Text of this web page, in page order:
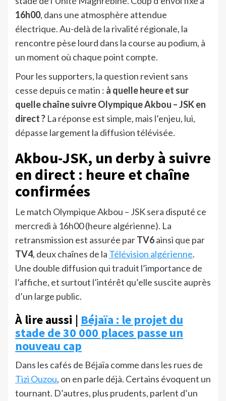
16h00, dans une atmosphère attendue
électrique. Au-delà de la rivalité régionale, la
rencontre pèse lourd dans la course au podium, à
un moment où chaque point compte.
Pour les supporters, la question revient sans
cesse depuis ce matin : à quelle heure et sur
quelle chaîne suivre Olympique Akbou – JSK en
direct ? La réponse est simple, mais l’enjeu, lui,
dépasse largement la diffusion télévisée.
Akbou-JSK, un derby à suivre
en direct : heure et chaîne
confirmées
Le match Olympique Akbou – JSK sera disputé ce
mercredi à 16h00 (heure algérienne). La
retransmission est assurée parTV6ainsi que par
TV4, deux chaînes de la Télévision algérienne.
Une double diffusion qui traduit l’importance de
l’affiche, et surtout l’intérêt qu’elle suscite auprès
d’un large public.
À lire aussi | Béjaïa : le projet du
stade de 30 000 places passe un
nouveau cap
Dans les cafés de Béjaïa comme dans les rues de
Tizi Ouzou, on en parle déjà. Certains évoquent un
tournant. D’autres, plus prudents, parlent d’un